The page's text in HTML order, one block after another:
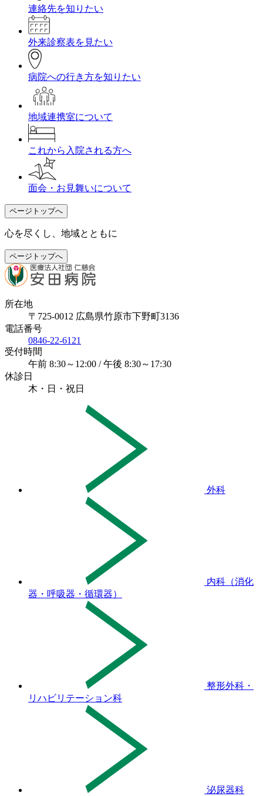
連絡先を知りたい
外来診察表を見たい
病院への行き方を知りたい
地域連携室について
これから入院される方へ
面会・お見舞いについて
ページトップへ
心を尽くし、地域とともに
ページトップへ
所在地
〒725-0012 広島県竹原市下野町3136
電話番号
0846-22-6121
受付時間
午前 8:30～12:00 / 午後 8:30～17:30
休診日
木・日・祝日
外科
内科（消化
器・呼吸器・循環器）
整形外科・
リハビリテーション科
泌尿器科